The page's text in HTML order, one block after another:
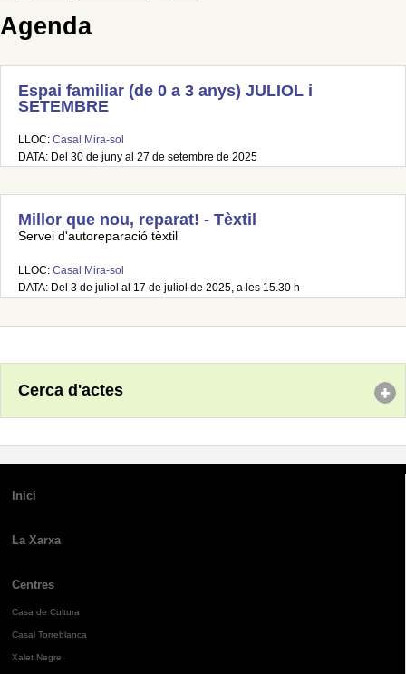
Agenda
Espai familiar (de 0 a 3 anys) JULIOL i
SETEMBRE
LLOC: Casal Mira-sol
DATA: Del 30 de juny al 27 de setembre de 2025
Millor que nou, reparat! - Tèxtil
Servei d'autoreparació tèxtil
LLOC: Casal Mira-sol
DATA: Del 3 de juliol al 17 de juliol de 2025, a les 15.30 h
Cerca d'actes
Inici
La Xarxa
Centres
Casa de Cultura
Casal Torreblanca
Xalet Negre